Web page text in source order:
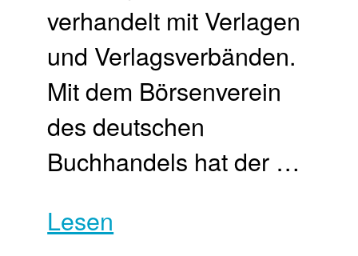
verhandelt mit Verlagen
und Verlagsverbänden.
Mit dem Börsenverein
des deutschen
Buchhandels hat der …
Lesen